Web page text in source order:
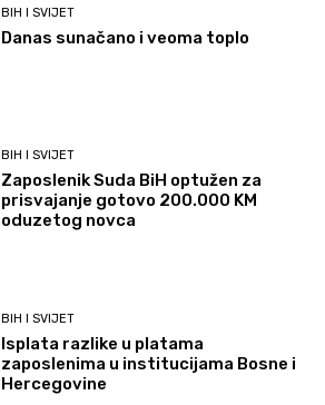
BIH I SVIJET
Danas sunačano i veoma toplo
BIH I SVIJET
Zaposlenik Suda BiH optužen za
prisvajanje gotovo 200.000 KM
oduzetog novca
BIH I SVIJET
Isplata razlike u platama
zaposlenima u institucijama Bosne i
Hercegovine